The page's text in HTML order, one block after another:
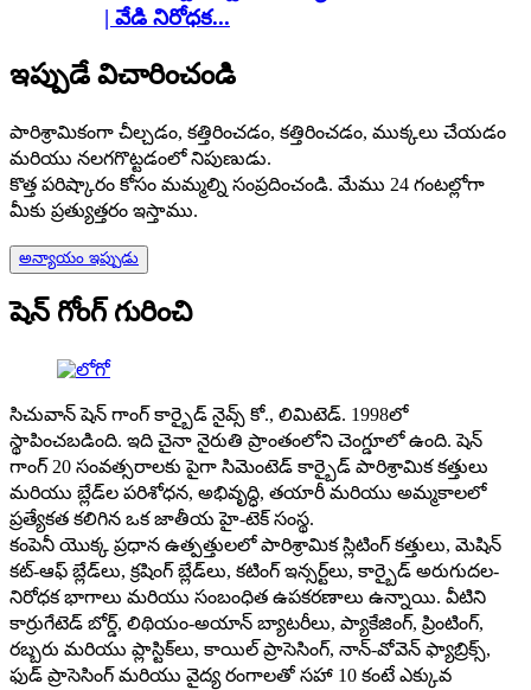
| వేడి నిరోధక...
ఇప్పుడే విచారించండి
పారిశ్రామికంగా చీల్చడం, కత్తిరించడం, కత్తిరించడం, ముక్కలు చేయడం
మరియు నలగగొట్టడంలో నిపుణుడు.
కొత్త పరిష్కారం కోసం మమ్మల్ని సంప్రదించండి. మేము 24 గంటల్లోగా
మీకు ప్రత్యుత్తరం ఇస్తాము.
అన్యాయం ఇప్పుడు
షెన్ గోంగ్ గురించి
సిచువాన్ షెన్ గాంగ్ కార్బైడ్ నైవ్స్ కో., లిమిటెడ్. 1998లో
స్థాపించబడింది. ఇది చైనా నైరుతి ప్రాంతంలోని చెంగ్డూలో ఉంది. షెన్
గాంగ్ 20 సంవత్సరాలకు పైగా సిమెంటెడ్ కార్బైడ్ పారిశ్రామిక కత్తులు
మరియు బ్లేడ్‌ల పరిశోధన, అభివృద్ధి, తయారీ మరియు అమ్మకాలలో
ప్రత్యేకత కలిగిన ఒక జాతీయ హై-టెక్ సంస్థ.
కంపెనీ యొక్క ప్రధాన ఉత్పత్తులలో పారిశ్రామిక స్లిటింగ్ కత్తులు, మెషిన్
కట్-ఆఫ్ బ్లేడ్‌లు, క్రషింగ్ బ్లేడ్‌లు, కటింగ్ ఇన్సర్ట్‌లు, కార్బైడ్ అరుగుదల-
నిరోధక భాగాలు మరియు సంబంధిత ఉపకరణాలు ఉన్నాయి. వీటిని
కార్రుగేటెడ్ బోర్డ్, లిథియం-అయాన్ బ్యాటరీలు, ప్యాకేజింగ్, ప్రింటింగ్,
రబ్బరు మరియు ప్లాస్టిక్‌లు, కాయిల్ ప్రాసెసింగ్, నాన్-వోవెన్ ఫ్యాబ్రిక్స్,
ఫుడ్ ప్రాసెసింగ్ మరియు వైద్య రంగాలతో సహా 10 కంటే ఎక్కువ